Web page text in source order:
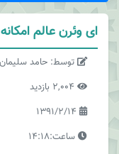
ای وئرن عالم
توسط: حامد
ساعت:14:18